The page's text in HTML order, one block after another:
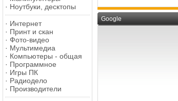
· Ноутбуки, десктопы
· Интернет
· Принт и скан
· Фото-видео
· Мультимедиа
· Компьютеры - общая
· Программное
· Игры ПК
· Радиодело
· Производители
Google